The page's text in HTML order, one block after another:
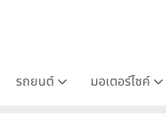
รถยนต์ มอเตอร์ไซค์